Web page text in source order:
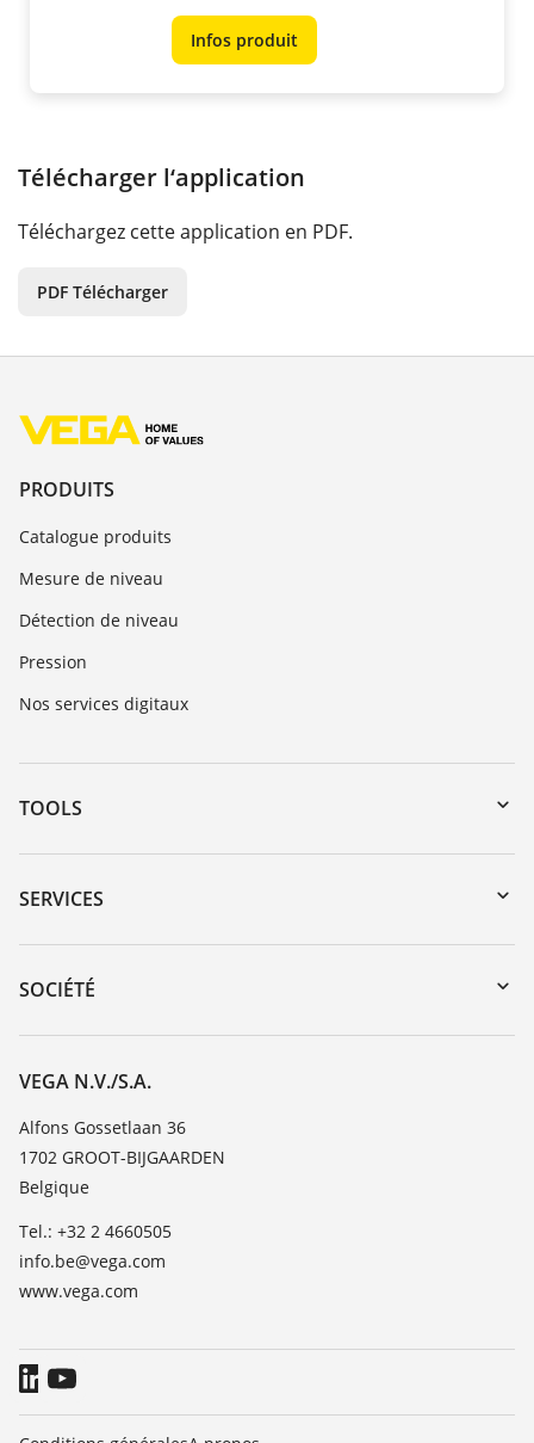
Infos produit
Télécharger l‘application
Téléchargez cette application en PDF.
PDF Télécharger
PRODUITS
Catalogue produits
Mesure de niveau
Détection de niveau
Pression
Nos services digitaux
TOOLS
Téléchargements
Recherche par numéro de série
DTM Collection/PACTware
SERVICES
Retour d'appareil
Formations
TeamViewer
SOCIÉTÉ
Carrière
À propos de VEGA
Contact
News
Presse
Blog
VEGA N.V./S.A.
Alfons Gossetlaan 36
1702 GROOT-BIJGAARDEN
Belgique
Tel.: +32 2 4660505
info.be@vega.com
www.vega.com